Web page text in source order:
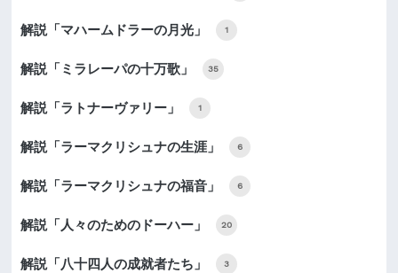
解説「マハームドラーの月光」 1
解説「ミラレーパの十万歌」 35
解説「ラトナーヴァリー」 1
解説「ラーマクリシュナの生涯」 6
解説「ラーマクリシュナの福音」 6
解説「人々のためのドーハー」 20
解説「八十四人の成就者たち」 3